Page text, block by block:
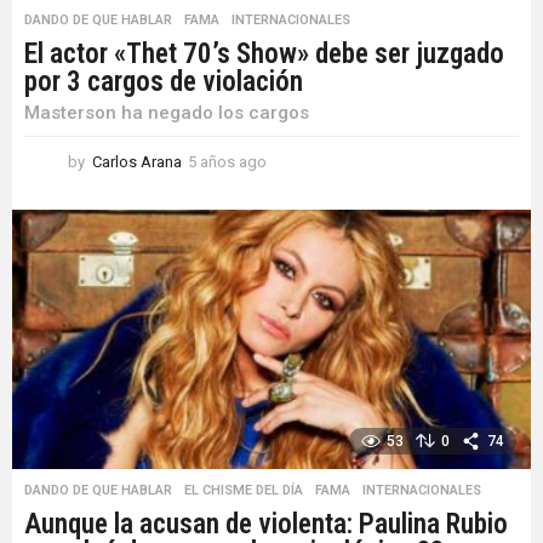
DANDO DE QUE HABLAR ,FAMA INTERNACIONALES
El actor «Thet 70’s Show» debe ser juzgado
por 3 cargos de violación
Masterson ha negado los cargos
by Carlos Arana 5 años ago
ñ
o
s
a
o
53 0 74
DANDO DE QUE HABLAR ,EL CHISME DEL DÍA ,FAMA INTERNACIONALES
Aunque la acusan de violenta: Paulina Rubio